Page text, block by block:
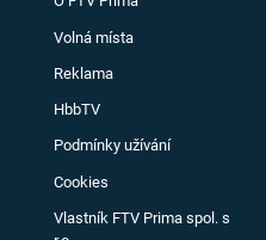
Volná místa
Reklama
HbbTV
Podmínky užívání
Cookies
Vlastník FTV Prima spol. s